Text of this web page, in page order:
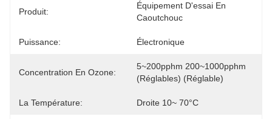
Produit:
Équipement D'essai En
Caoutchouc
Puissance: Électronique
Concentration En Ozone:
5~200pphm 200~1000pphm
(réglables) (réglable)
La Température: Droite 10~ 70°C